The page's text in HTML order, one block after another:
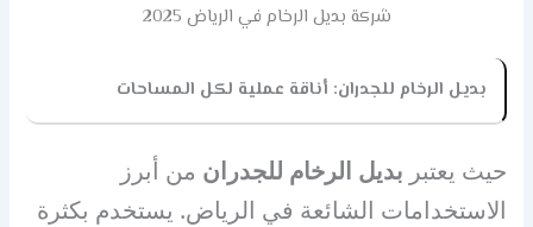
شركة بديل الرخام في الرياض 2025
بديل الرخام للجدران: أناقة عملية لكل المساحات
حيث يعتبر بديل الرخام للجدران من أبرز
الاستخدامات الشائعة في الرياض. يستخدم بكثرة